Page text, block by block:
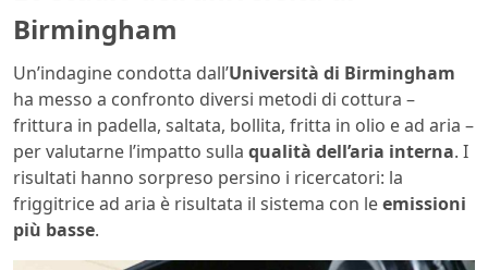
Birmingham
Un’indagine condotta dall’Università di Birmingham
ha messo a confronto diversi metodi di cottura –
frittura in padella, saltata, bollita, fritta in olio e ad aria –
per valutarne l’impatto sulla qualità dell’aria interna. I
risultati hanno sorpreso persino i ricercatori: la
friggitrice ad aria è risultata il sistema con leemissioni
più basse.